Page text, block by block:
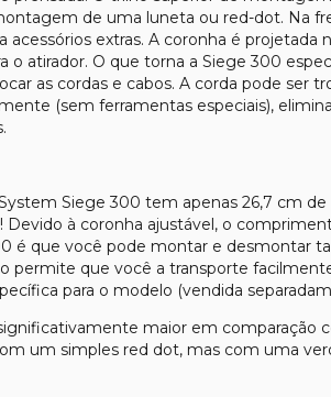
de uma luneta ou red-dot. Na
acessórios extras. A coronha é projetada
o atirador. O que torna a Siege 300
as cordas e cabos. A corda pode ser
(sem ferramentas especiais),
Siege 300 tem apenas 26,7 cm
Devido à coronha ajustável, o
é que você pode montar e desmontar
permite que você a transporte
para o modelo (vendida
maior em comparação
um simples red dot, mas com uma